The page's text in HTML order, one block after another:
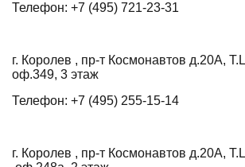
Телефон: +7 (495) 721-23-31
г. Королев , пр-т Космонавтов д.20А,
оф.349, 3 этаж
Телефон: +7 (495) 255-15-14
г. Королев , пр-т Космонавтов д.20А,